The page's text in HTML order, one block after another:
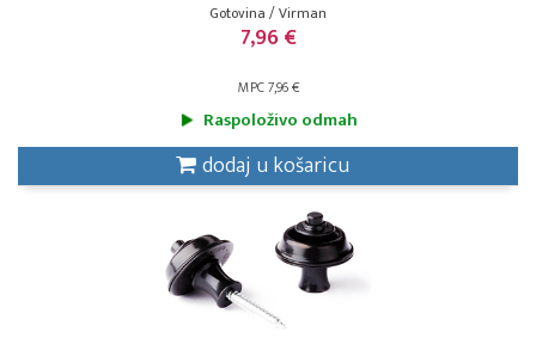
Gotovina / Virman
7,96 €
MPC 7,96 €
Raspoloživo odmah
dodaj u košaricu